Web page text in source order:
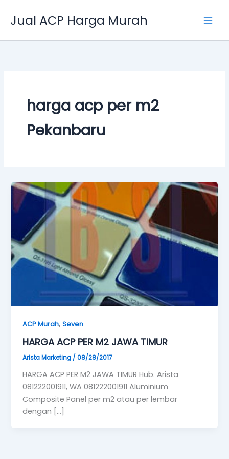
Jual ACP Harga Murah
harga acp per m2
Pekanbaru
ACP Murah,Seven
HARGA ACP PER M2 JAWA TIMUR
Arista Marketing /08/28/2017
HARGA ACP PER M2 JAWA TIMUR Hub. Arista
081222001911, WA 081222001911 Aluminium
Composite Panel per m2 atau per lembar
dengan […]